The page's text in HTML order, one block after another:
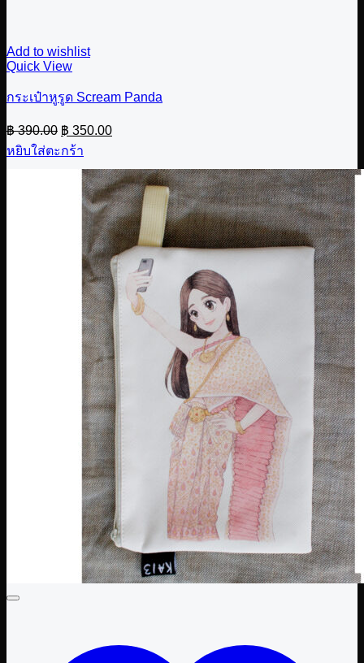
Add to wishlist
Quick View
กระเป๋าหูรูด Scream Panda
฿390.00 Original
price
was:
฿ 390.00.
฿ 350.00Current
price
฿ 350.00.
หยิบใส่ตะกร้า